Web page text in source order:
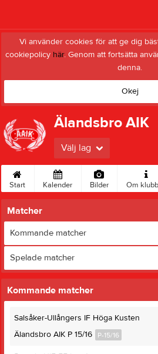
Vi använder cookies för att ge dig
cookiepolicy här. Genom att fortsätta
denna.
Okej
Älandsbro AIK
Välj lag
Start Kalender Bilder Om
Matcher
Kommande matcher
Spelade matcher
Kommande matcher
Salsåker-Ullångers IF Höga Kusten
P-15/16
Älandsbro AIK P 15/16